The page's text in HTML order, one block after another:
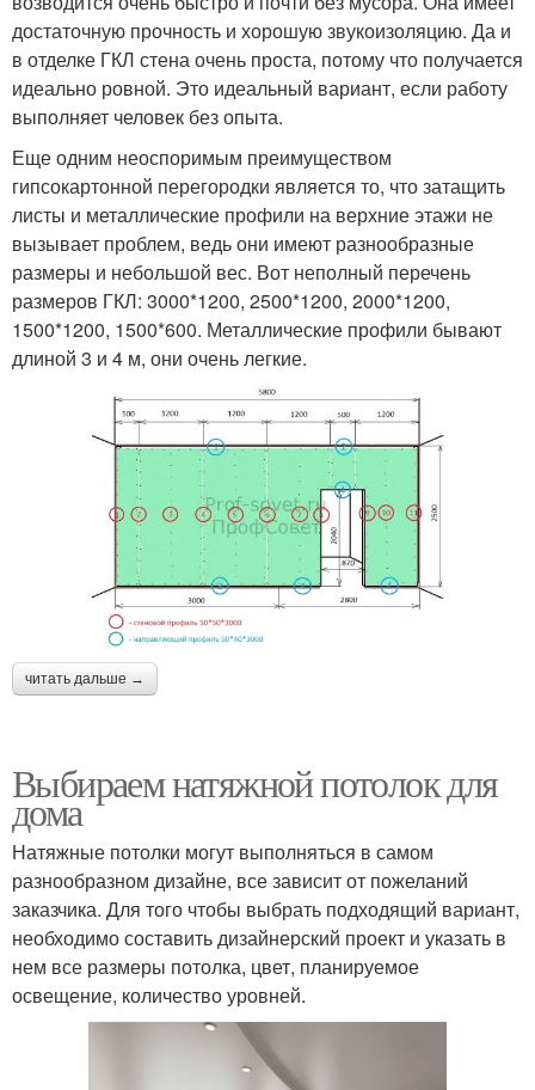
достаточную прочность и хорошую звукоизоляцию. Да и
в отделке ГКЛ стена очень проста, потому что получается
идеально ровной. Это идеальный вариант, если работу
выполняет человек без опыта.
Еще одним неоспоримым преимуществом
гипсокартонной перегородки является то, что затащить
листы и металлические профили на верхние этажи не
вызывает проблем, ведь они имеют разнообразные
размеры и небольшой вес. Вот неполный перечень
размеров ГКЛ: 3000*1200, 2500*1200, 2000*1200,
1500*1200, 1500*600. Металлические профили бывают
длиной 3 и 4 м, они очень легкие.
читать дальше →
Выбираем натяжной потолок для
дома
Натяжные потолки могут выполняться в самом
разнообразном дизайне, все зависит от пожеланий
заказчика. Для того чтобы выбрать подходящий вариант,
необходимо составить дизайнерский проект и указать в
нем все размеры потолка, цвет, планируемое
освещение, количество уровней.